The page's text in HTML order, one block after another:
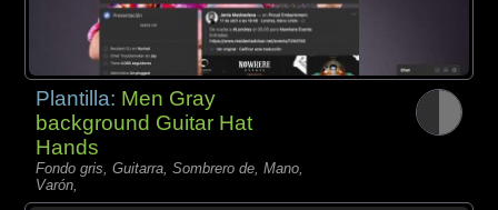
Plantilla: Men Gray
background Guitar Hat
Hands
Fondo gris, Guitarra, Sombrero de, Mano,
Varón,